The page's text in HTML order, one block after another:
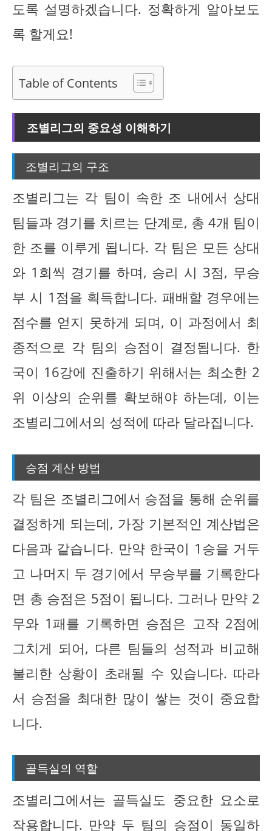
도록 설명하겠습니다. 정확하게 알아보도
록 할게요!
Table of Contents
조별리그의 중요성 이해하기
조별리그의 구조
조별리그는 각 팀이 속한 조 내에서 상대
팀들과 경기를 치르는 단계로, 총 4개 팀이
한 조를 이루게 됩니다. 각 팀은 모든 상대
와 1회씩 경기를 하며, 승리 시 3점, 무승
부 시 1점을 획득합니다. 패배할 경우에는
점수를 얻지 못하게 되며, 이 과정에서 최
종적으로 각 팀의 승점이 결정됩니다. 한
국이 16강에 진출하기 위해서는 최소한 2
위 이상의 순위를 확보해야 하는데, 이는
조별리그에서의 성적에 따라 달라집니다.
승점 계산 방법
각 팀은 조별리그에서 승점을 통해 순위를
결정하게 되는데, 가장 기본적인 계산법은
다음과 같습니다. 만약 한국이 1승을 거두
고 나머지 두 경기에서 무승부를 기록한다
면 총 승점은 5점이 됩니다. 그러나 만약 2
무와 1패를 기록하면 승점은 고작 2점에
그치게 되어, 다른 팀들의 성적과 비교해
불리한 상황이 초래될 수 있습니다. 따라
서 승점을 최대한 많이 쌓는 것이 중요합
니다.
골득실의 역할
조별리그에서는 골득실도 중요한 요소로
작용합니다. 만약 두 팀의 승점이 동일하